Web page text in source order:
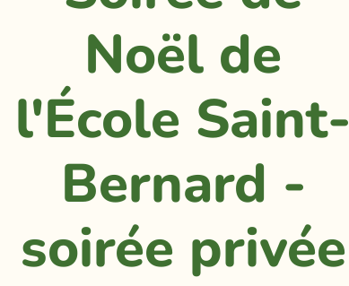
Noël de
l'École Saint-
Bernard -
soirée privée